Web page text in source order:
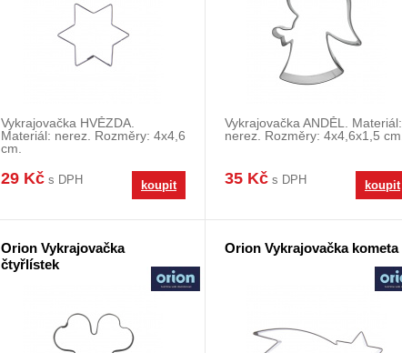
Vykrajovačka HVĚZDA.
Materiál: nerez. Rozměry: 4x4,6
cm.
29 Kč s DPH koupit
Vykrajovačka ANDĚL. Materiál:
nerez. Rozměry: 4x4,6x1,5 cm.
35 Kč s DPH koupit
Orion Vykrajovačka
čtyřlístek
Orion Vykrajovačka kometa